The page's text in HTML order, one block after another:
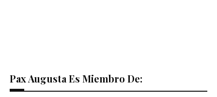
Pax Augusta Es Miembro De: